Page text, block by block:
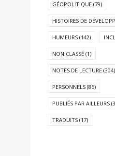
GÉOPOLITIQUE (79)
HISTOIRES DE
HUMEURS (142)
NON CLASSÉ (1)
NOTES DE LECTURE (304)
PERSONNELS (85)
PUBLIÉS PAR AILLEURS
TRADUITS (17)